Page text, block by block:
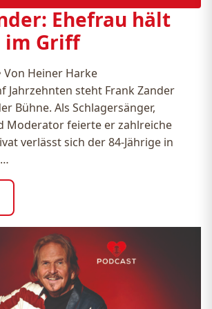
Ehefrau hält
im Griff
Von Heiner Harke
Jahrzehnten steht Frank Zander
Bühne. Als Schlagersänger,
Moderator feierte er zahlreiche
verlässt sich der 84-Jährige in